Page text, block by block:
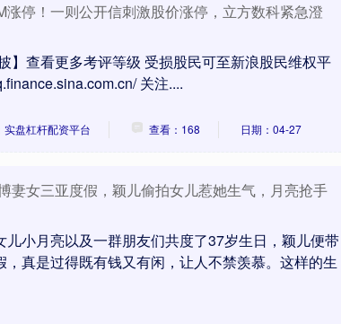
停！一则公开信刺激股价涨停，立方数科紧急澄
】查看更多考评等级 受损股民可至新浪股民维权平
关注....
实盘杠杆配资平台 查看：168 日期：04-27
妻女三亚度假，颖儿偷拍女儿惹她生气，月亮抢手
小月亮以及一群朋友们共度了37岁生日，颖儿便带
真是过得既有钱又有闲，让人不禁羡慕。这样的生